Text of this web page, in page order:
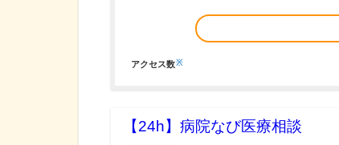
アクセス数※
【24h】 病院なび医療相談